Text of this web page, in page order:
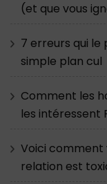
(et que vous
7 erreurs qui le
simple plan cul
Comment les
les intéressent
Voici comment
relation est